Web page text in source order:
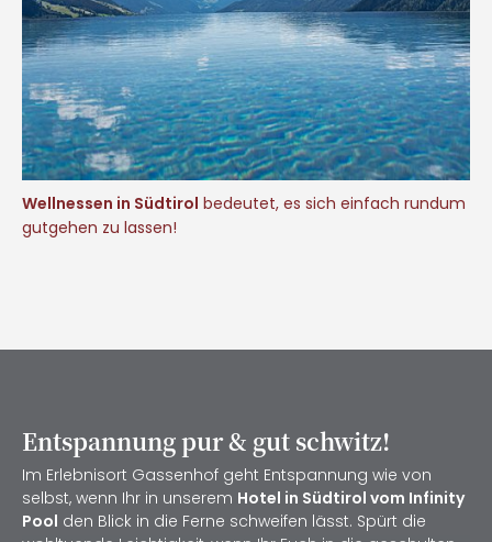
Wellnessen in Südtirol bedeutet, es sich einfach rundum
gutgehen zu lassen!
Entspannung pur & gut schwitz!
Im Erlebnisort Gassenhof geht Entspannung wie von
selbst, wenn Ihr in unserem Hotel in Südtirol vom Infinity
Pool den Blick in die Ferne schweifen lässt. Spürt die